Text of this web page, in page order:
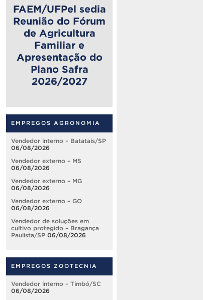
FAEM/UFPel sedia
Reunião do Fórum
de Agricultura
Familiar e
Apresentação do
Plano Safra
2026/2027
EMPREGOS AGRONOMIA
Vendedor interno – Batatais/SP
06/08/2026
Vendedor externo – MS
06/08/2026
Vendedor externo – MG
06/08/2026
Vendedor externo – GO
06/08/2026
Vendedor de soluções em
cultivo protegido – Bragança
Paulista/SP 06/08/2026
EMPREGOS ZOOTECNIA
Vendedor interno – Timbó/SC
06/08/2026